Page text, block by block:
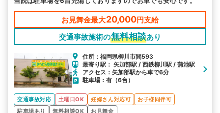
お見舞金最大20,000円支給
交通事故施術の無料相談あり
住所：福岡県柳川市間593
最寄り駅： 矢加部駅 / 西鉄柳川駅 / 蒲池駅
アクセス：矢加部駅から車で6分
駐車場：有（6台）
交通事故対応 土曜日OK 妊婦さん対応可
お子様同伴可
駐車場あり
無料相談OK お見舞金